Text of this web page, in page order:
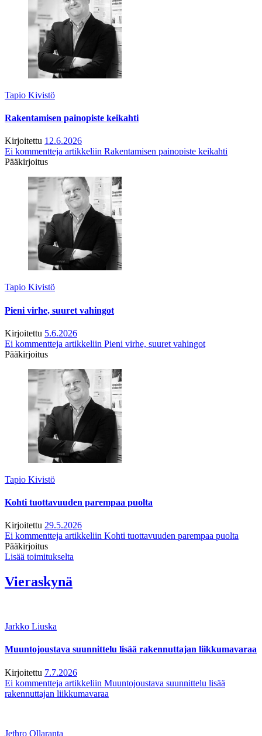
Tapio Kivistö
Rakentamisen painopiste keikahti
Kirjoitettu 12.6.2026
Ei kommentteja artikkeliin Rakentamisen painopiste keikahti
Pääkirjoitus
Tapio Kivistö
Pieni virhe, suuret vahingot
Kirjoitettu 5.6.2026
Ei kommentteja artikkeliin Pieni virhe, suuret vahingot
Pääkirjoitus
Tapio Kivistö
Kohti tuottavuuden parempaa puolta
Kirjoitettu 29.5.2026
Ei kommentteja artikkeliin Kohti tuottavuuden parempaa puolta
Pääkirjoitus
Lisää toimitukselta
Vieraskynä
Jarkko Liuska
Muuntojoustava suunnittelu lisää rakennuttajan liikkumavaraa
Kirjoitettu 7.7.2026
Ei kommentteja artikkeliin Muuntojoustava suunnittelu lisää
rakennuttajan liikkumavaraa
Jethro Ollaranta